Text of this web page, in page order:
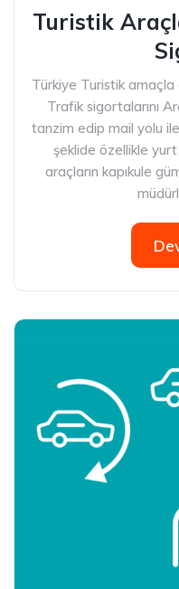
Turistik
Türkiye Turistik amaçla
Trafik sigortalarını
tanzim edip mail yolu
şeklide özellikle yurt
araçların kapıkule